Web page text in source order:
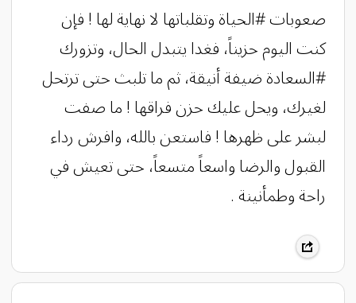
صعوبات #الحياة وتقلباتها لا نهاية لها ! فإن
كنت اليوم حزيناً، فغدا يتبدل الحال، وتزورك
#السعادة ضيفة أنيقة، ثم ما تلبث حتى ترتحل
لغيرك، ويحل عليك حزن فراقها ! ما صفت
لبشر على ظهرها ! فاستعن بالله، وافرش رداء
القبول والرضا واسعاً متسعاً، حتى تعيش في
راحة وطمأنينة .